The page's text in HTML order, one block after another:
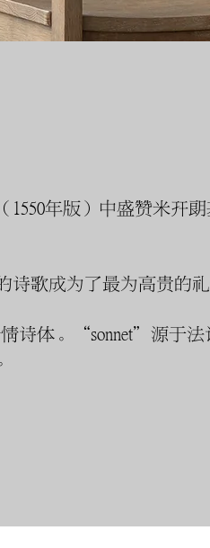
年版）中盛赞米开
歌成为了最为高贵的礼
情诗体。“sonnet”源于